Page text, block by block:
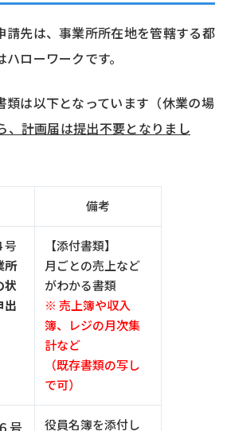
請先は、事業所所在地を管轄する都
ローワークです。
類は以下となっています（休業の場
計画届は提出不要となりまし
備考
号
所
状
出
【添付書類】
月ごとの売上など
がわかる書類
※ 売上簿や収入
簿、レジの月次集
計など
（既存書類の写し
で可）
号 役員名簿を添付し